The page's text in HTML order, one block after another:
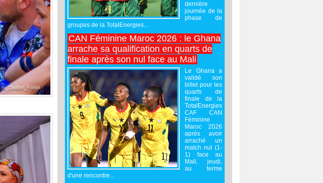
dernière
journée de la
phase de
groupes de la TotalEnergies...
CAN Féminine Maroc 2026 : le Ghana
arrache sa qualification en quarts de
finale après son nul face au Mali
Le Ghana a
validé son
billet pour les
quarts de
finale de la
TotalEnergies
CAF CAN
Féminine
Maroc 2026
après avoir
arraché un
match nul (1-
1) face au
Mali, jeudi,
au terme
d'une rencontre...